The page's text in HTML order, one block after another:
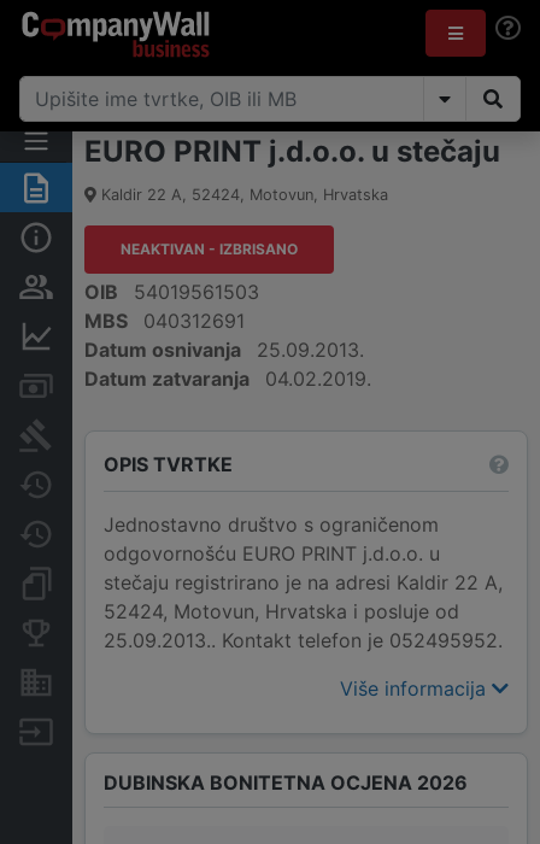
Sažetak
Osobe i vlasništvo
Računi i blokade
Sudske objave
Promjene
Dokumenti i objave
Konkurentske tvrtke
Izvoz
EURO PRINT j.d.o.o. u stečaju
Kaldir 22 A, 52424, Motovun, Hrvatska
NEAKTIVAN - IZBRISANO
OIB
54019561503
MBS
040312691
Datum osnivanja
25.09.2013.
Datum zatvaranja
04.02.2019.
OPIS TVRTKE
Jednostavno društvo s ograničenom
odgovornošću EURO PRINT j.d.o.o. u
stečaju registrirano je na adresi Kaldir 22 A,
52424, Motovun, Hrvatska i posluje od
25.09.2013.. Kontakt telefon je 052495952.
Više informacija
DUBINSKA BONITETNA OCJENA 2026